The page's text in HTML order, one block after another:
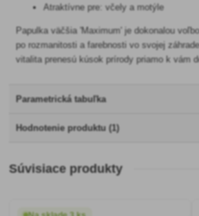
Atraktívne pre: včely a motýle
Papulka väčšia 'Maximum' je dokonalou
po rozmanitosti a farebnosti vo svojej
vitalita prenesú kúsok prírody priamo k vám
Parametrická tabuľka
Hodnotenie produktu (1)
Súvisiace produkty